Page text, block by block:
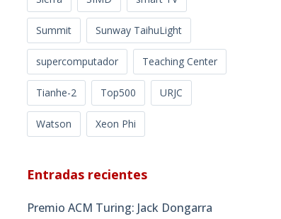
Summit Sunway TaihuLight
supercomputador Teaching Center
Tianhe-2 Top500 URJC
Watson Xeon Phi
Entradas recientes
Premio ACM Turing: Jack Dongarra